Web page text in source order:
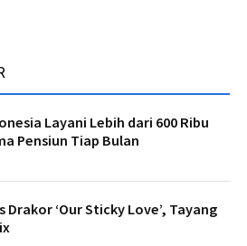
Layani Lebih dari 600 Ribu
Pensiun Tiap Bulan
Drakor ‘Our Sticky Love’, Tayang